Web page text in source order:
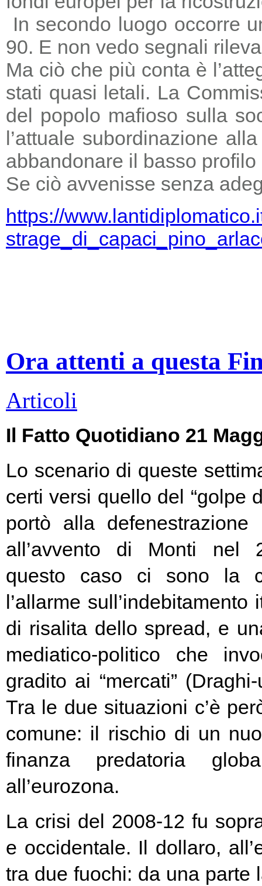
In secondo luogo occorre
90. E non vedo segnali
Ma ciò che più conta è
stati quasi letali. La
del popolo mafioso sulla
l’attuale subordinazione
abbandonare il basso
Se ciò avvenisse senza
https://
Ora attenti a questa
Articoli
Il Fatto Quotidiano 21
Lo scenario di queste
certi versi quello del “golpe
portò alla
all’avvento di Monti nel
questo caso ci sono la
l’allarme
di risalita dello spread, e
mediatico-politico che
gradito ai “mercati”
Tra le due situazioni c’è
comune: il rischio di un
finanza predatoria
all’eurozona.
La crisi del 2008-12 fu
e occidentale. Il dollaro,
tra due fuochi: da una parte